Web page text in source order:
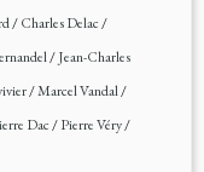
/Charles Delac/
/Jean-Charles
/Marcel Vandal/
Dac/Pierre Véry/